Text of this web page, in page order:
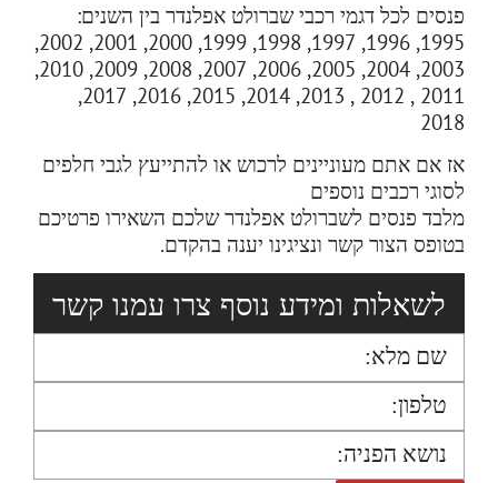
פנסים לכל דגמי רכבי שברולט אפלנדר בין השנים:
1995, 1996, 1997, 1998, 1999, 2000, 2001, 2002,
2003, 2004, 2005, 2006, 2007, 2008, 2009, 2010,
2011 , 2012 , 2013, 2014, 2015, 2016, 2017,
2018
אז אם אתם מעוניינים לרכוש או להתייעץ לגבי חלפים
לסוגי רכבים נוספים
מלבד פנסים לשברולט אפלנדר שלכם השאירו פרטיכם
בטופס הצור קשר ונציגינו יענה בהקדם.
לשאלות ומידע נוסף צרו עמנו קשר